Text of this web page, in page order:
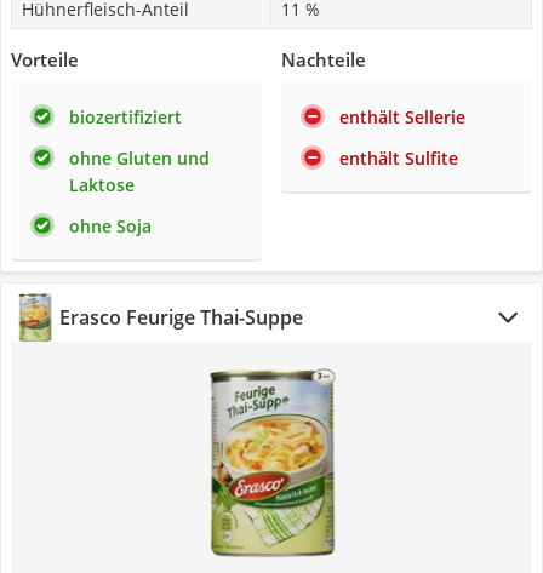
Hühnerfleisch-Anteil
11 %
Vorteile
biozertifiziert
ohne Gluten und
Laktose
ohne Soja
Nachteile
enthält Sellerie
enthält Sulfite
Erasco Feurige Thai-Suppe